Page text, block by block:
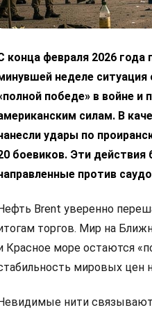
конца февраля 2026
неделе ситуация
победе» в войне и
силам. В
удары по
боевиков. Эти
против
Brent уверенно
торгов. Мир на
Красное море остаются
мировых цен
Невидимые нити связывают